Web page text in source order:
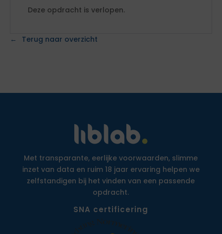
Deze opdracht is verlopen.
Terug naar overzicht
Met transparante, eerlijke voorwaarden, slimme
inzet van data en ruim 18 jaar ervaring helpen we
zelfstandigen bij het vinden van een passende
opdracht.
SNA certificering